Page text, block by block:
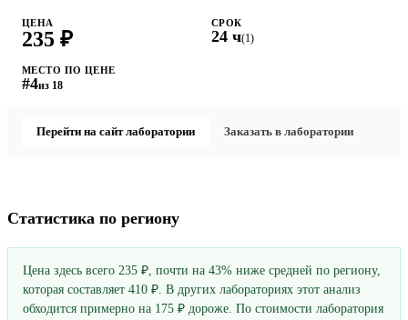
ЦЕНА
235 ₽
СРОК
24 ч(1)
МЕСТО ПО ЦЕНЕ
#4из 18
Перейти на сайт лаборатории Заказать в лаборатории
Статистика по региону
Цена здесь всего 235 ₽, почти на 43% ниже средней по региону,
которая составляет 410 ₽. В других лабораториях этот анализ
обходится примерно на 175 ₽ дороже. По стоимости лаборатория